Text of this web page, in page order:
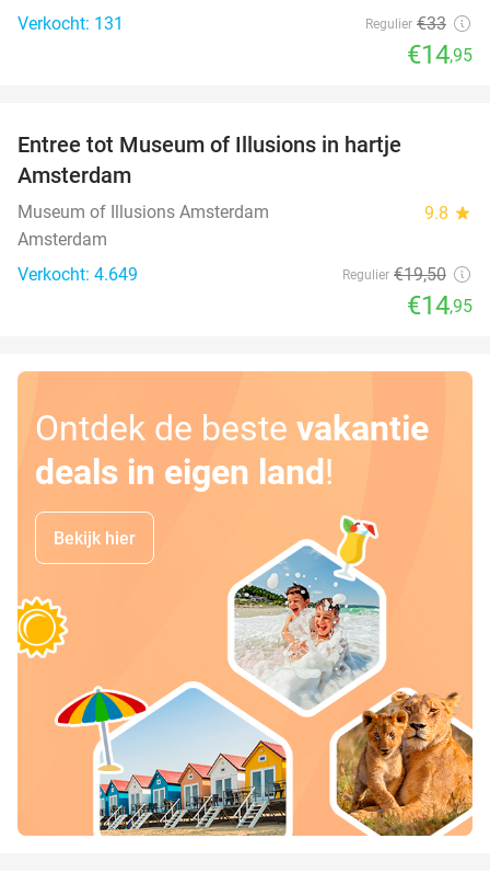
Verkocht: 131
Regulier €33
€14,95
Entree tot Museum of Illusions in hartje
Amsterdam
Museum of Illusions Amsterdam 9.8 star
Amsterdam
Verkocht: 4.649
Regulier €19,50
€14,95
Ontdek de beste vakantie
deals in eigen land!
Bekijk hier